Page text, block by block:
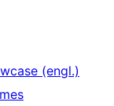
(engl.)